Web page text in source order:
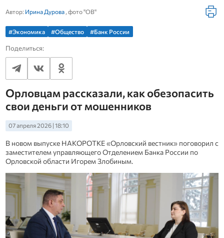
Автор: Ирина Дурова, фото "ОВ"
#Экономика #Общество #Банк России
Поделиться:
Орловцам рассказали, как обезопасить
свои деньги от мошенников
07 апреля 2026 | 18:10
В новом выпуске НАКОРОТКЕ «Орловский вестник» поговорил с
заместителем управляющего Отделением Банка России по
Орловской области Игорем Злобиным.